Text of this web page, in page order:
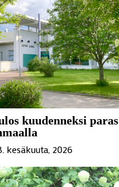
kuudenneksi paras
kesäkuuta, 2026